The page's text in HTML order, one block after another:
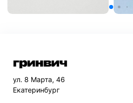
ул. 8 Марта, 46
Екатеринбург